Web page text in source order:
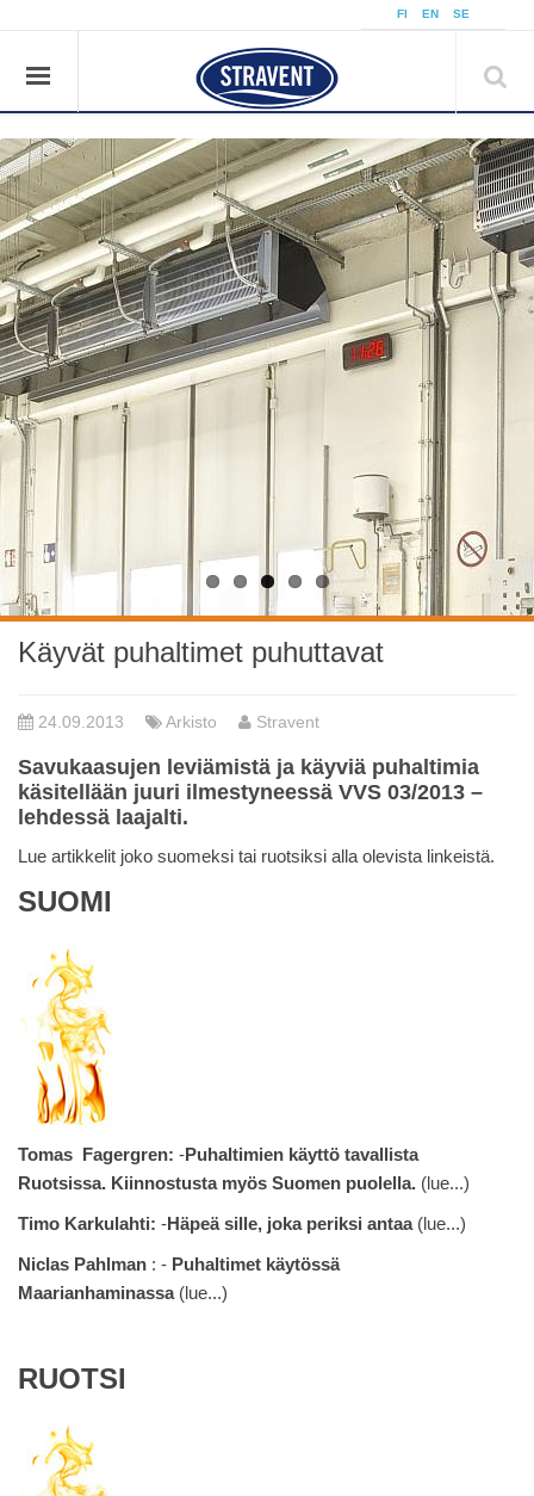
FI EN SE
Käyvät puhaltimet puhuttavat
24.09.2013 Arkisto Stravent
Savukaasujen leviämistä ja käyviä puhaltimia
käsitellään juuri ilmestyneessä VVS 03/2013 –
lehdessä laajalti.
Lue artikkelit joko suomeksi tai ruotsiksi alla olevista linkeistä.
SUOMI
Tomas Fagergren: -Puhaltimien käyttö tavallista
Ruotsissa. Kiinnostusta myös Suomen puolella. (lue...)
Timo Karkulahti: -Häpeä sille, joka periksi antaa(lue...)
Niclas Pahlman : - Puhaltimet käytössä
Maarianhaminassa(lue...)
RUOTSI